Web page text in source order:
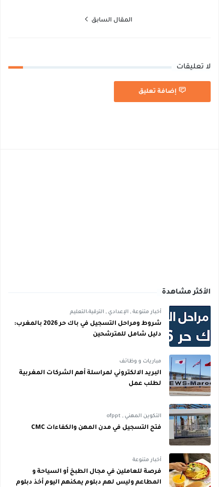
المقال السابق
لا تعليقات
إضافة تعليق
الأكثر مشاهدة
أخبار متنوعة , الإعدادي , الترقية،التعليم
شروط ومراحل التسجيل في باك حر 2026 بالمغرب:
دليل شامل للمترشحين
مباريات و وظائف
البريد الالكتروني لمراسلة أهم الشركات المغربية
لطلب عمل
التكوين المهني ,
ofppt
فتح التسجيل في مدن المهن والكفاءات CMC
أخبار متنوعة
فرصة للعاملين في مجال الطبخ أو السياحة و
المطاعم وليس لهم دبلوم يمكنهم اليوم أخذ دبلوم